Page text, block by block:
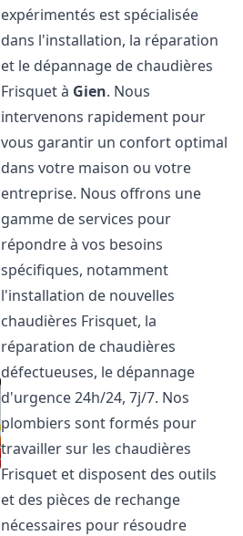
expérimentés est spécialisée
dans l'installation, la réparation
et le dépannage de chaudières
Frisquet à Gien. Nous
intervenons rapidement pour
vous garantir un confort optimal
dans votre maison ou votre
entreprise. Nous offrons une
gamme de services pour
répondre à vos besoins
spécifiques, notamment
l'installation de nouvelles
chaudières Frisquet, la
réparation de chaudières
défectueuses, le dépannage
d'urgence 24h/24, 7j/7. Nos
plombiers sont formés pour
travailler sur les chaudières
Frisquet et disposent des outils
et des pièces de rechange
nécessaires pour résoudre